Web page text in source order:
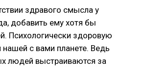
здравого смысла у
добавить ему хотя бы
Психологически здоровую
с вами планете. Ведь
людей выстраиваются за